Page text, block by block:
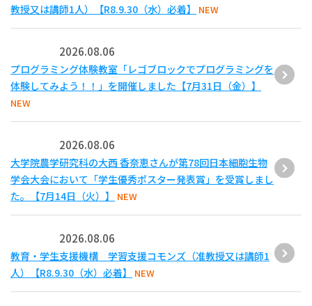
教授又は講師1人）【R8.9.30（水）必着】
NEW
2026.08.06
プログラミング体験教室「レゴブロックでプログラミングを
体験してみよう！！」を開催しました【7月31日（金）】
NEW
2026.08.06
大学院農学研究科の大西 香奈恵さんが第78回日本細胞生物
学会大会において「学生優秀ポスター発表賞」を受賞しまし
た。【7月14日（火）】
NEW
2026.08.06
教育・学生支援機構 学習支援コモンズ（准教授又は講師1
人）【R8.9.30（水）必着】
NEW